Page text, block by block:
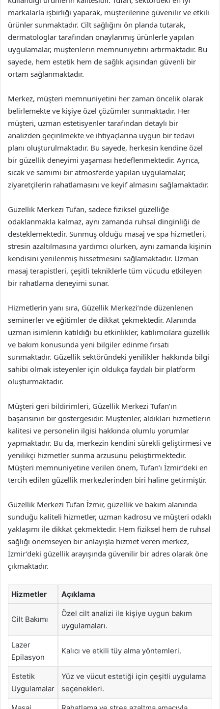
markalarla işbirliği yaparak, müşterilerine güvenilir ve etkili
ürünler sunmaktadır. Cilt sağlığını ön planda tutarak,
dermatologlar tarafından onaylanmış ürünlerle yapılan
uygulamalar, müşterilerin memnuniyetini artırmaktadır. Bu
sayede, hem estetik hem de sağlık açısından güvenli bir
ortam sağlanmaktadır.
Merkez, müşteri memnuniyetini her zaman öncelik olarak
belirlemekte ve kişiye özel çözümler sunmaktadır. Her
müşteri, uzman estetisyenler tarafından detaylı bir
analizden geçirilmekte ve ihtiyaçlarına uygun bir tedavi
planı oluşturulmaktadır. Bu sayede, herkesin kendine özel
bir güzellik deneyimi yaşaması hedeflenmektedir. Ayrıca,
sıcak ve samimi bir atmosferde yapılan uygulamalar,
ziyaretçilerin rahatlamasını ve keyif almasını sağlamaktadır.
Güzellik Merkezi Tufan, sadece fiziksel güzelliğe
odaklanmakla kalmaz, aynı zamanda ruhsal dinginliği de
desteklemektedir. Sunmuş olduğu masaj ve spa hizmetleri,
stresin azaltılmasına yardımcı olurken, aynı zamanda kişinin
kendisini yenilenmiş hissetmesini sağlamaktadır. Uzman
masaj terapistleri, çeşitli tekniklerle tüm vücudu etkileyen
bir rahatlama deneyimi sunar.
Hizmetlerin yanı sıra, Güzellik Merkezi’nde düzenlenen
seminerler ve eğitimler de dikkat çekmektedir. Alanında
uzman isimlerin katıldığı bu etkinlikler, katılımcılara güzellik
ve bakım konusunda yeni bilgiler edinme fırsatı
sunmaktadır. Güzellik sektöründeki yenilikler hakkında bilgi
sahibi olmak isteyenler için oldukça faydalı bir platform
oluşturmaktadır.
Müşteri geri bildirimleri, Güzellik Merkezi Tufan’ın
başarısının bir göstergesidir. Müşteriler, aldıkları hizmetlerin
kalitesi ve personelin ilgisi hakkında olumlu yorumlar
yapmaktadır. Bu da, merkezin kendini sürekli geliştirmesi ve
yenilikçi hizmetler sunma arzusunu pekiştirmektedir.
Müşteri memnuniyetine verilen önem, Tufan’ı İzmir’deki en
tercih edilen güzellik merkezlerinden biri haline getirmiştir.
Güzellik Merkezi Tufan İzmir, güzellik ve bakım alanında
sunduğu kaliteli hizmetler, uzman kadrosu ve müşteri odaklı
yaklaşımı ile dikkat çekmektedir. Hem fiziksel hem de ruhsal
sağlığı önemseyen bir anlayışla hizmet veren merkez,
İzmir’deki güzellik arayışında güvenilir bir adres olarak öne
çıkmaktadır.
Hizmetler Açıklama
Cilt Bakımı
Özel cilt analizi ile kişiye uygun bakım
uygulamaları.
Lazer
Epilasyon
Kalıcı ve etkili tüy alma yöntemleri.
Estetik
Uygulamalar
Yüz ve vücut estetiği için çeşitli uygulama
seçenekleri.